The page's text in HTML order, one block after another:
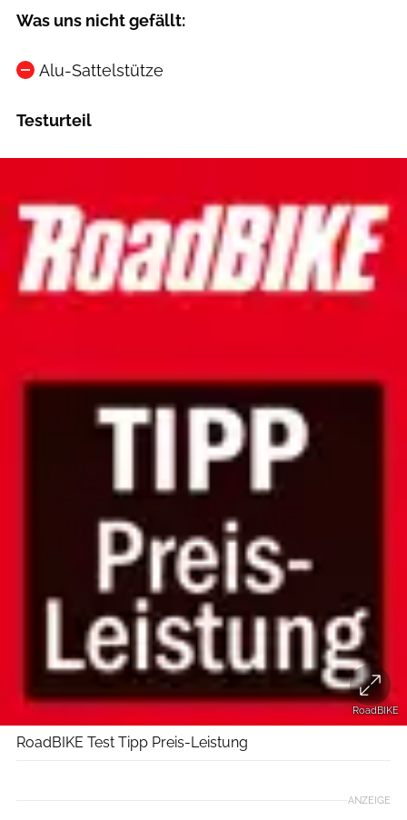
Was uns nicht gefällt:
Alu-Sattelstütze
Testurteil
RoadBIKE
RoadBIKE Test Tipp Preis-Leistung
ANZEIGE